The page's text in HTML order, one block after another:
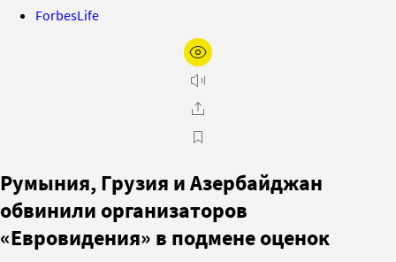
ForbesLife
Румыния, Грузия и Азербайджан
обвинили организаторов
«Евровидения» в подмене оценок